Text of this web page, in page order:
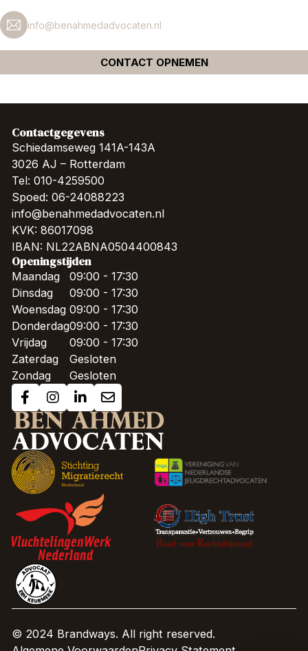
info@benahmedadvocaten.nl
CONTACT OPNEMEN
Contactgegevens
Schiedamseweg 141A-143A
3026 AJ – Rotterdam
Tel: 010-4259500
Spoed: 06-24088223
info@benahmedadvocaten.nl
KVK: 86017098
IBAN: NL22ABNA0504400843
Openingstijden
Maandag
Dinsdag
Woensdag
Donderdag
Vrijdag
Zaterdag
Zondag
09:00 - 17:30
09:00 - 17:30
09:00 - 17:30
09:00 - 17:30
09:00 - 17:30
Gesloten
Gesloten
© 2024 Brandways. All right reserved.